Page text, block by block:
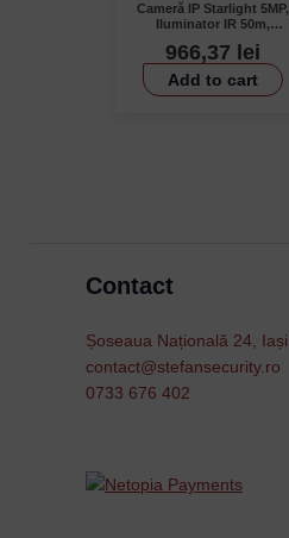
Cameră IP Starlight 5MP,
Iluminator IR 50m,
HDW5541TM-ASE
966,37 lei
Add to cart
Contact
Șoseaua Națională 24, Iași
contact@stefansecurity.ro
0733 676 402